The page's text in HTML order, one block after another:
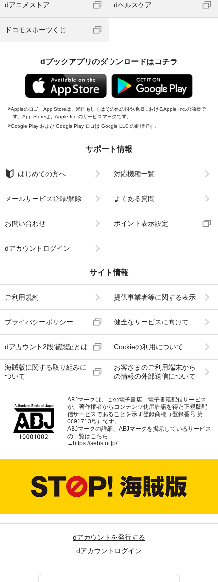
dアニメストア dヘルスケア
ドコモスポーツくじ
dブックアプリのダウンロードはコチラ
Appleのロゴ、App Storeは、米国もしくはその他の国や地域におけるApple Inc.の商標で
す。App Storeは、Apple Inc.のサービスマークです。
Google Play および Google Play ロゴは Google LLC の商標です。
サポート情報
はじめての方へ 対応機種一覧
メールサービス登録/解除 よくある質問
お問い合わせ ポイント表示設定
dアカウントログイン
サイト情報
ご利用規約 提供事業者等に関する表示
プライバシーポリシー 健全なサービスに向けて
dアカウント2段階認証とは Cookieの利用について
海賊版に関する取り組みに
ついて
お客さまのご利用端末から
の情報の外部送信について
ABJマークは、この電子書店・電子書籍配信サービス
が、著作権者からコンテンツ使用許諾を得た正規版配
信サービスであることを示す登録商標（登録番号 第
6091713号）です。
ABJマークの詳細、ABJマークを掲示しているサービス
の一覧はこちら
→ https://aebs.or.jp/
dアカウントを発行する
dアカウントログイン